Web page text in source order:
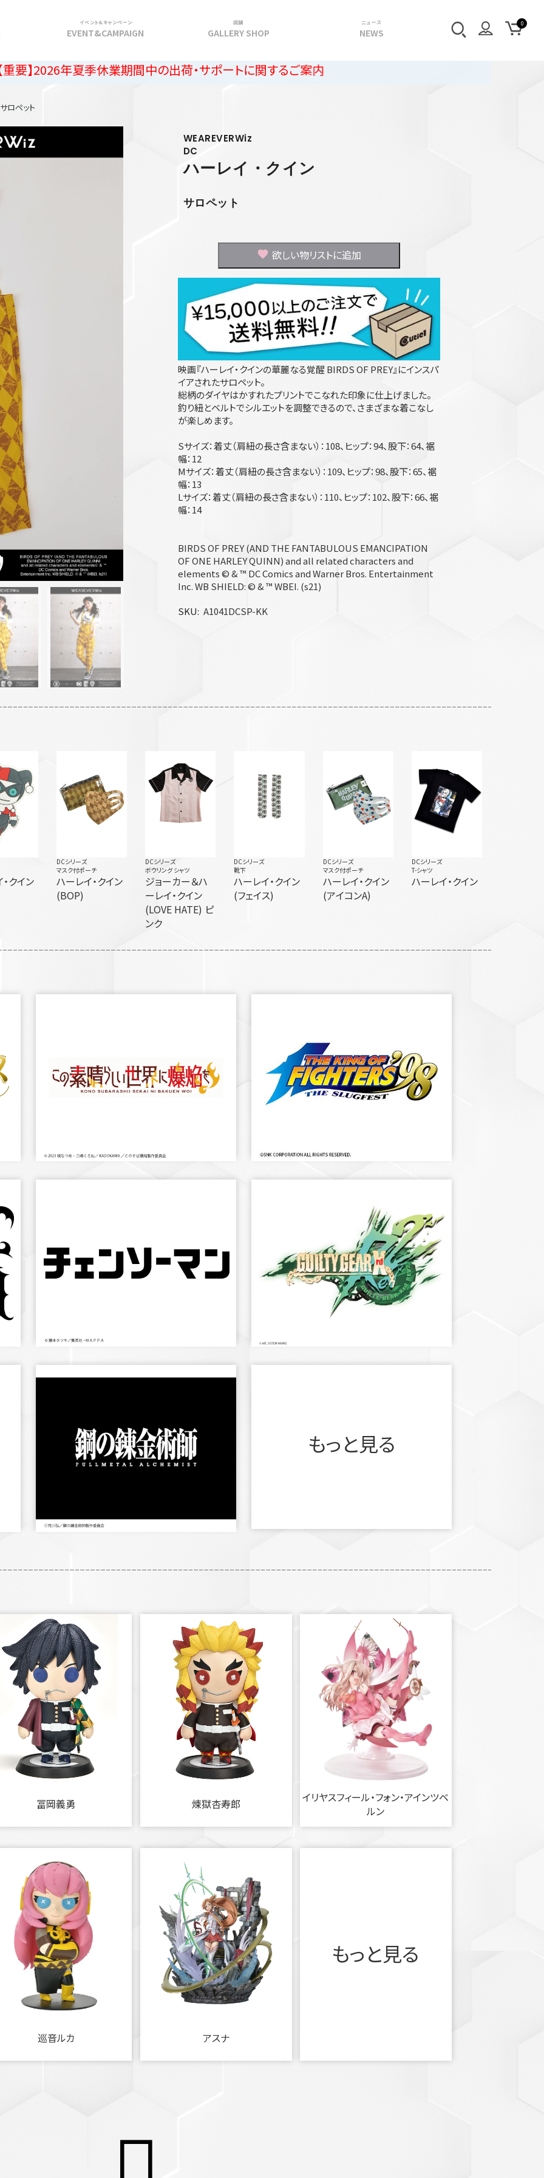
イベント＆キャンペーン
EVENT&CAMPAIGN
店舗
GALLERY SHOP
ニュース
NEWS
夏季休業期間中の出荷・サポートに関するご案内
サロペット
WEAREVERWiz
DC
ハーレイ・クイン
サロペット
欲しい物リストに追加
映画『ハーレイ・クインの華麗なる覚醒 BIRDS OF PREY』にインスパ
イアされたサロペット。
総柄のダイヤはかすれたプリントでこなれた印象に仕上げました。
釣り紐とベルトでシルエットを調整できるので、さまざまな着こなし
が楽しめます。
Sサイズ：着丈（肩紐の長さ含まない）：108、ヒップ：94、股下：64、裾
幅：12
Mサイズ：着丈（肩紐の長さ含まない）：109、ヒップ：98、股下：65、裾
幅：13
Lサイズ：着丈（肩紐の長さ含まない）：110、ヒップ：102、股下：66、裾
幅：14
BIRDS OF PREY (AND THE FANTABULOUS EMANCIPATION
OF ONE HARLEY QUINN) and all related characters and
elements © & ™ DC Comics and Warner Bros. Entertainment
Inc. WB SHIELD: © & ™ WBEI. (s21)
SKU A1041DCSP-KK
クイン
DCシリーズ
マスク付ポーチ
ハーレイ・クイン
(BOP)
DCシリーズ
ボウリング シャツ
ジョーカー＆ハ
ーレイ・クイン
(LOVE HATE) ピ
ンク
DCシリーズ
靴下
ハーレイ・クイン
(フェイス)
DCシリーズ
マスク付ポーチ
ハーレイ・クイン
(アイコンA)
DCシリーズ
T-シャツ
ハーレイ・クイン
もっと見る
冨岡義勇 煉獄杏寿郎
イリヤスフィール・フォン・アインツベ
ルン
巡音ルカ アスナ
もっと見る